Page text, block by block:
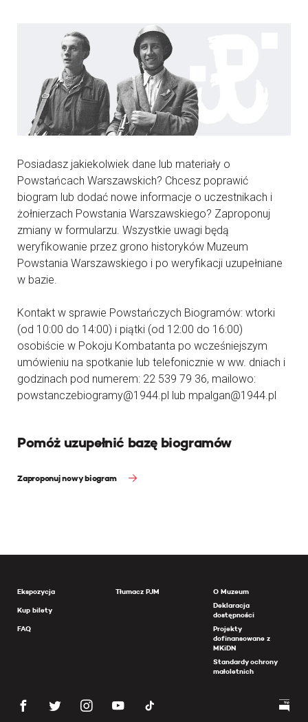
Posiadasz jakiekolwiek dane lub materiały o
Powstańcach Warszawskich? Chcesz poprawić
biogram lub dodać nowe informacje o uczestnikach i
żołnierzach Powstania Warszawskiego? Zaproponuj
zmiany w formularzu. Wszystkie uwagi będą
weryfikowanie przez grono historyków Muzeum
Powstania Warszawskiego i po weryfikacji uzupełniane
w bazie.
Kontakt w sprawie Powstańczych Biogramów: wtorki
(od 10:00 do 14:00) i piątki (od 12:00 do 16:00)
osobiście w Pokoju Kombatanta po wcześniejszym
umówieniu na spotkanie lub telefonicznie w ww. dniach i
godzinach pod numerem: 22 539 79 36, mailowo:
powstanczebiogramy@1944.pl lub mpalgan@1944.pl
Pomóż uzupełnić bazę biogramów
Zaproponuj nowy biogram
Ekspozycja
Kup bilety
FAQ
Tłumacz PJM
O Muzeum
Deklaracja
dostępności
Projekty
dofinansowane z
MKiDN
Standardy ochrony
małoletnich